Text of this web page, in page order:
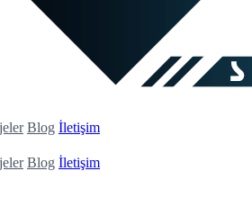
Blog İletişim
Blog İletişim